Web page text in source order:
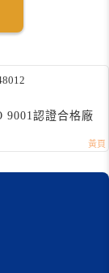
9001認證合格廠